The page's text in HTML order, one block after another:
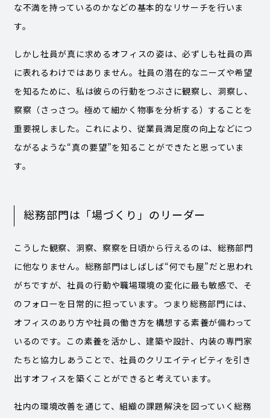
な不満を持っているのかなどの基本的なリサーチを行いま
す。
しかし社員が真に求めるオフィスの姿は、必ずしも社員の声
に表れるわけではありません。社員の潜在的なニーズや希望
を知るために、私は彼らの行動をつぶさに観察し、洞察し、
察察（さっさつ。極めて細かく物事を分析する）することを
重要視しました。これにより、従業員満足度の向上などにつ
ながるような“真の要望”を知ることができたと思っていま
す。
総務部門は「場づくり」のリーダー
こうした観察、洞察、察察を日頃から行えるのは、総務部門
に他なりません。総務部門はしばしば“何でも屋”だと思われ
がちですが、社員の行動や職場環境の変化に最も敏感で、そ
のフォローを日常的に担っています。つまり総務部門には、
オフィスのあり方や社員の働き方を構想する素養が備わって
いるのです。この素養を活かし、建築や設計、内装の専門家
たちと協力しあうことで、社員のクリエイティビティを引き
出すオフィスを築くことができると考えています。
社内の環境改善を通じて、組織の課題解決を図っていく総務